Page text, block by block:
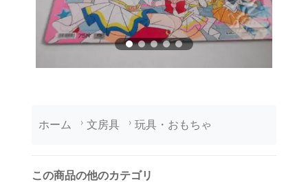
ホーム 文房具 玩具・おもちゃ
この商品の他のカテゴリ